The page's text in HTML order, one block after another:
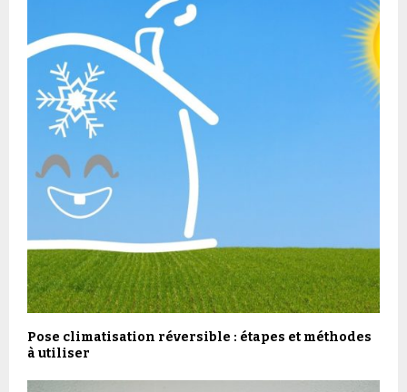
Pose climatisation réversible : étapes et méthodes
à utiliser